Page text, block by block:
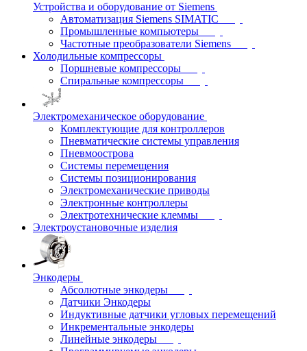
Устройства и оборудование от Siemens
Автоматизация Siemens SIMATIC
Промышленные компьютеры
Частотные преобразователи Siemens
Холодильные компрессоры
Поршневые компрессоры
Спиральные компрессоры
Электромеханическое оборудование
Комплектующие для контроллеров
Пневматические системы управления
Пневмоострова
Системы перемещения
Системы позиционирования
Электромеханические приводы
Электронные контроллеры
Электротехнические клеммы
Электроустановочные изделия
Энкодеры
Абсолютные энкодеры
Датчики Энкодеры
Индуктивные датчики угловых перемещений
Инкрементальные энкодеры
Линейные энкодеры